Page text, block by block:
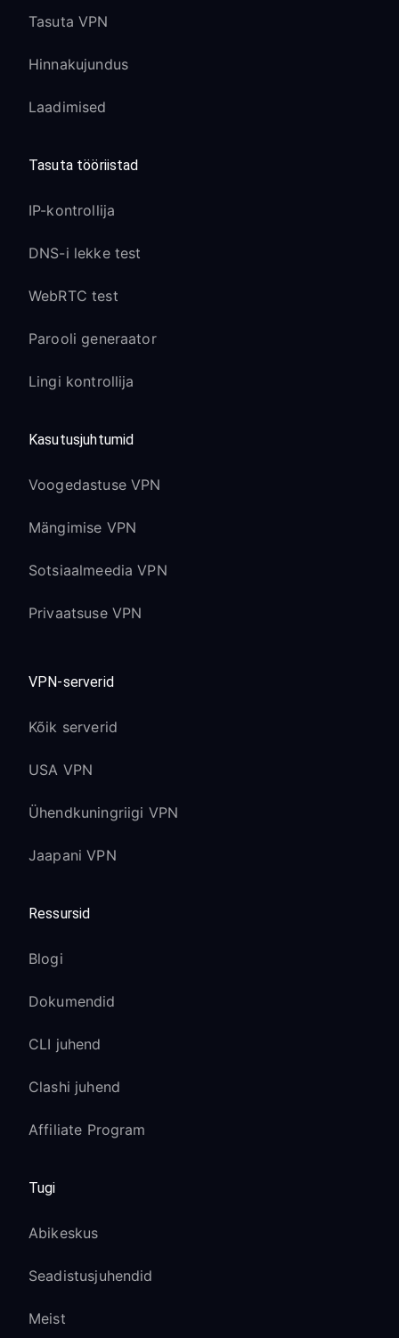
Tasuta VPN
Hinnakujundus
Laadimised
Tasuta tööriistad
IP-kontrollija
DNS-i lekke test
WebRTC test
Parooli generaator
Lingi kontrollija
Kasutusjuhtumid
Voogedastuse VPN
Mängimise VPN
Sotsiaalmeedia VPN
Privaatsuse VPN
VPN-serverid
Kõik serverid
USA VPN
Ühendkuningriigi VPN
Jaapani VPN
Ressursid
Blogi
Dokumendid
CLI juhend
Clashi juhend
Affiliate Program
Tugi
Abikeskus
Seadistusjuhendid
Meist